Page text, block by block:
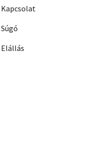
Kapcsolat
Súgó
Elállás